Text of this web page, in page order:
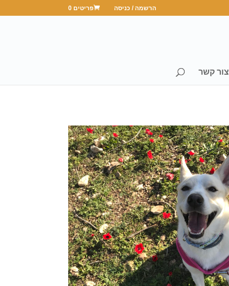
הרשמה / כניסה פריטים 0
צור קשר